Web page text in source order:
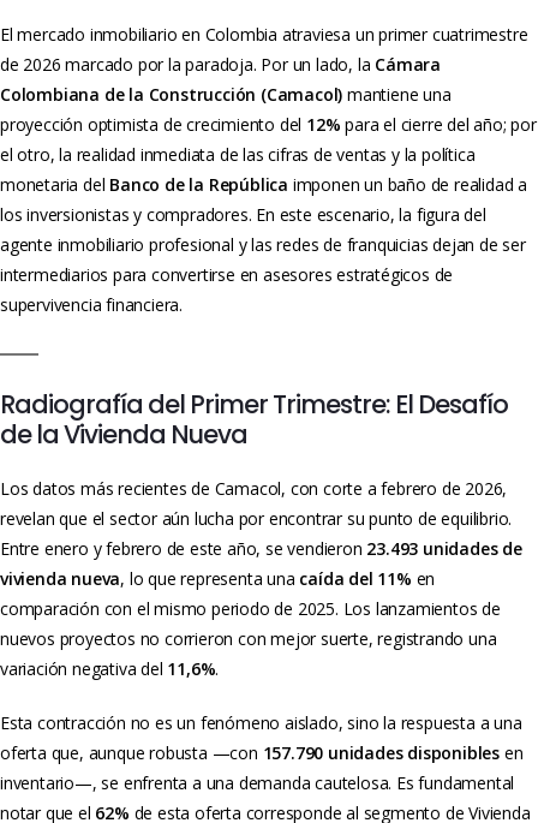
El mercado inmobiliario en Colombia atraviesa un primer cuatrimestre
de 2026 marcado por la paradoja. Por un lado, la Cámara
Colombiana de la Construcción (Camacol) mantiene una
proyección optimista de crecimiento del 12% para el cierre del año; por
el otro, la realidad inmediata de las cifras de ventas y la política
monetaria del Banco de la República imponen un baño de realidad a
los inversionistas y compradores. En este escenario, la figura del
agente inmobiliario profesional y las redes de franquicias dejan de ser
intermediarios para convertirse en asesores estratégicos de
supervivencia financiera.
Radiografía del Primer Trimestre: El Desafío
de la Vivienda Nueva
Los datos más recientes de Camacol, con corte a febrero de 2026,
revelan que el sector aún lucha por encontrar su punto de equilibrio.
Entre enero y febrero de este año, se vendieron 23.493 unidades de
vivienda nueva, lo que representa una caída del 11% en
comparación con el mismo periodo de 2025. Los lanzamientos de
nuevos proyectos no corrieron con mejor suerte, registrando una
variación negativa del 11,6%.
Esta contracción no es un fenómeno aislado, sino la respuesta a una
oferta que, aunque robusta —con 157.790 unidades disponibles en
inventario—, se enfrenta a una demanda cautelosa. Es fundamental
notar que el 62% de esta oferta corresponde al segmento de Vivienda